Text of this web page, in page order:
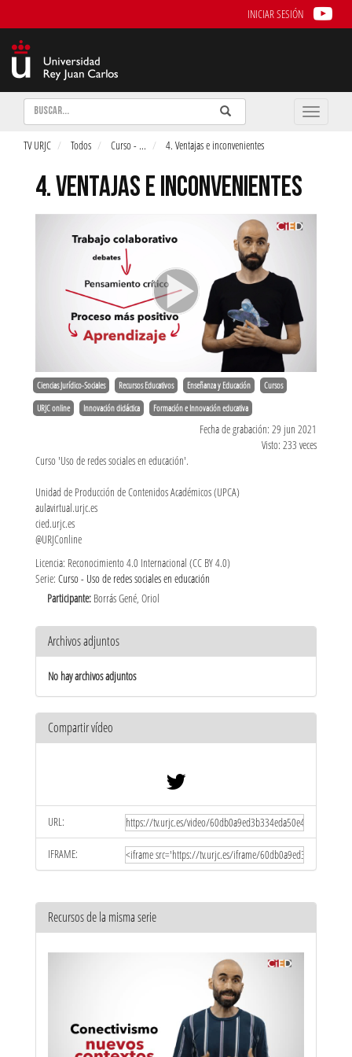
INICIAR SESIÓN
Buscar Enviar
Buscar
Toggle
TV URJC Todos Curso - ... 4. Ventajas e inconvenientes
4. VENTAJAS E INCONVENIENTES
Ciencias Jurídico-Sociales Recursos Educativos Enseñanza y Educación Cursos
URJC online Innovación didáctica Formación e Innovación educativa
Fecha de grabación: 29 jun 2021
Visto: 233 veces
Curso 'Uso de redes sociales en educación'.
Unidad de Producción de Contenidos Académicos (UPCA)
aulavirtual.urjc.es
cied.urjc.es
@URJConline
Licencia: Reconocimiento 4.0 Internacional (CC BY 4.0)
Serie: Curso - Uso de redes sociales en educación
Participante: Borrás Gené, Oriol
Archivos adjuntos
No hay archivos adjuntos
Compartir vídeo
URL:
IFRAME:
Recursos de la misma serie